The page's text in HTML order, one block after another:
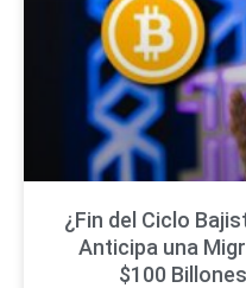
¿Fin del Ciclo
Anticipa una
$100